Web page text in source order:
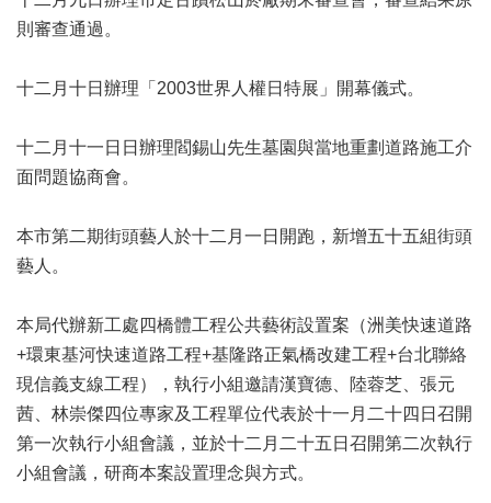
歷
文
慶
專
區
珍
貴
文
化
資
補
則審查通過。
十二月十日辦理「2003世界人權日特展」開幕儀式。
十二月十一日日辦理閻錫山先生墓園與當地重劃道路施工介
面問題協商會。
本市第二期街頭藝人於十二月一日開跑，新增五十五組街頭
藝人。
本局代辦新工處四橋體工程公共藝術設置案（洲美快速道路
+環東基河快速道路工程+基隆路正氣橋改建工程+台北聯絡
現信義支線工程），執行小組邀請漢寶德、陸蓉芝、張元
茜、林崇傑四位專家及工程單位代表於十一月二十四日召開
第一次執行小組會議，並於十二月二十五日召開第二次執行
小組會議，研商本案設置理念與方式。